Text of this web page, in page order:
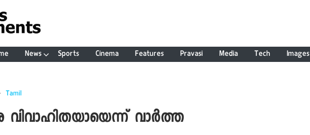
News Sports Cinema Features Pravasi Media Tech Images
Tamil
വാർത്ത